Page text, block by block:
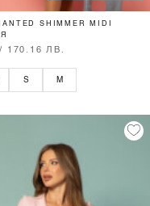
SHIMMER MIDI
170.16 ЛВ.
S M